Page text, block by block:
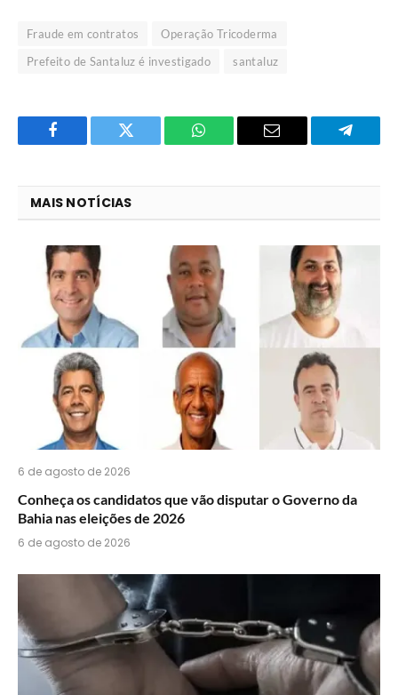
Fraude em contratos
Operação Tricoderma
Prefeito de Santaluz é investigado
santaluz
Facebook Twitter
O
do
WhatsApp?
E-
MAIS NOTÍCIAS
6 de agosto de 2026
Conheça os candidatos que vão disputar o Governo da
Bahia nas eleições de 2026
6 de agosto de 2026